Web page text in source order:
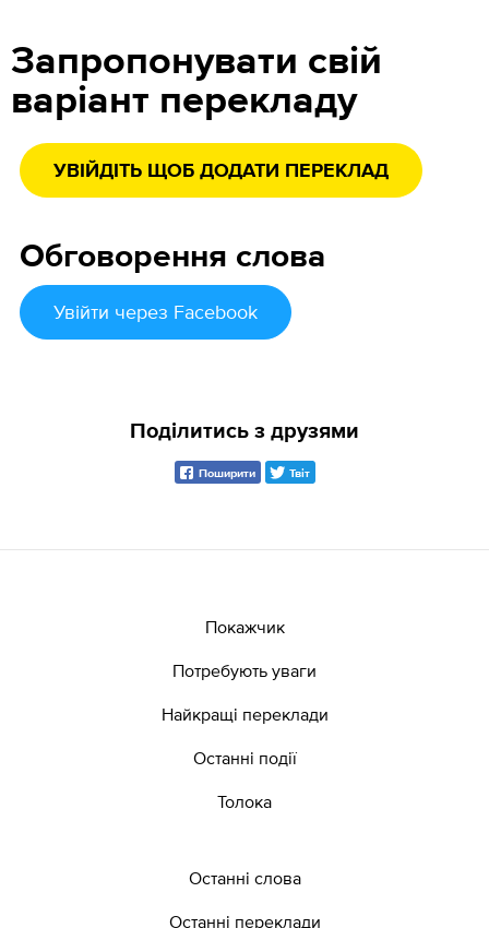
Запропонувати свій
варіант перекладу
УВІЙДІТЬ ЩОБ ДОДАТИ ПЕРЕКЛАД
Обговорення слова
Увійти через Facebook
Поділитись з друзями
Поширити Твіт
Покажчик
Потребують уваги
Найкращі переклади
Останні події
Толока
Останні слова
Останні переклади